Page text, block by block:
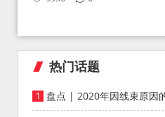
热门话题
盘点 | 2020年因线束原因